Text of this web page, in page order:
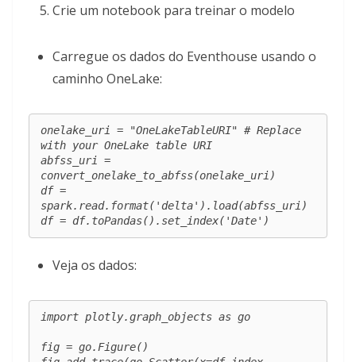
Crie um notebook para treinar o modelo
Carregue os dados do Eventhouse usando o
caminho OneLake:
onelake_uri = "OneLakeTableURI" # Replace
with your OneLake table URI
abfss_uri =
convert_onelake_to_abfss(onelake_uri)
df =
spark.read.format('delta').load(abfss_uri)
df = df.toPandas().set_index('Date')
Veja os dados:
import plotly.graph_objects as go
fig = go.Figure()